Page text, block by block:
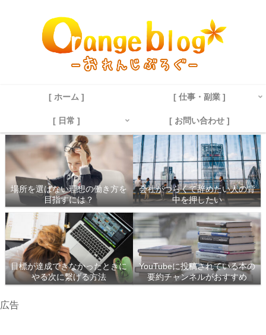
[ ホーム ] [ 仕事・副業 ]
[ 日常 ] [ お問い合わせ ]
場所を選ばない理想の働き方を
目指すには？
会社がつらくて辞めたい人の背
中を押したい
目標が達成できなかったときに
やる次に繋げる方法
YouTubeに投稿されている本の
要約チャンネルがおすすめ
広告